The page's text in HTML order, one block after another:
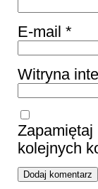
E-mail *
Witryna
Zapamiętaj
kolejnych